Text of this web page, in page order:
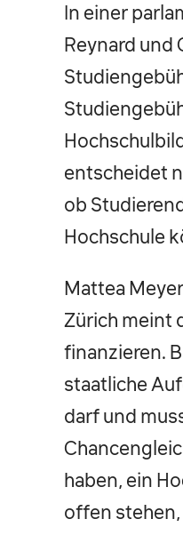
In einer
Reynard und
entscheidet
ob
Hochschule
Mattea
Zürich meint
finanzieren.
staatliche
darf und
haben, ein
offen stehen,